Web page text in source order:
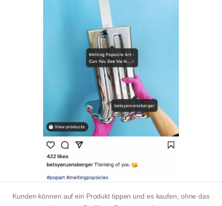
Kunden können auf ein Produkt tippen und es kaufen, ohne das